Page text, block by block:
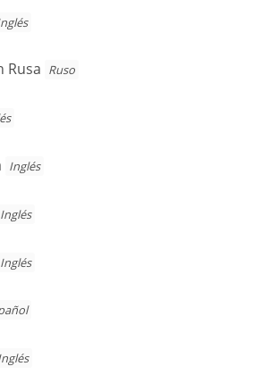
Rusa Ruso
Inglés
Inglés
Inglés